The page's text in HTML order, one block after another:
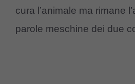
cura l’animale ma rimane
parole meschine dei due